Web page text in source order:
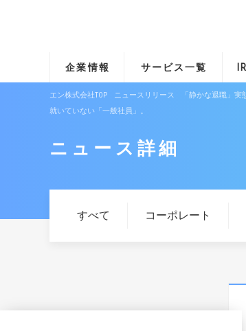
企業情報 サービス一覧
エン株式会社TOP ニュースリリース
「静かな退職」
就いていない「一般社員」。
ニュース詳細
すべて コーポレート